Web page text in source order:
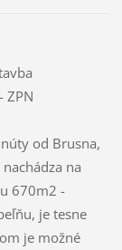
ZPN
od Brusna,
na
670m2 -
je tesne
je možné